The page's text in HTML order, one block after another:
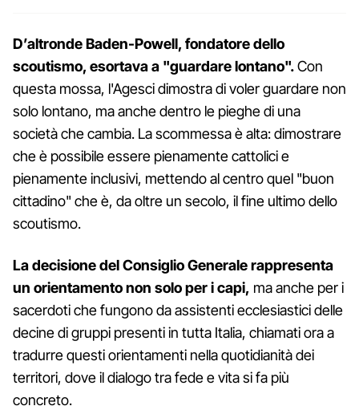
D’altronde Baden-Powell, fondatore dello
scoutismo, esortava a "guardare lontano".Con
questa mossa, l'Agesci dimostra di voler guardare non
solo lontano, ma anche dentro le pieghe di una
società che cambia. La scommessa è alta: dimostrare
che è possibile essere pienamente cattolici e
pienamente inclusivi, mettendo al centro quel "buon
cittadino" che è, da oltre un secolo, il fine ultimo dello
scoutismo.
La decisione del Consiglio Generale rappresenta
un orientamento non solo per i capi, ma anche per i
sacerdoti che fungono da assistenti ecclesiastici delle
decine di gruppi presenti in tutta Italia, chiamati ora a
tradurre questi orientamenti nella quotidianità dei
territori, dove il dialogo tra fede e vita si fa più
concreto.